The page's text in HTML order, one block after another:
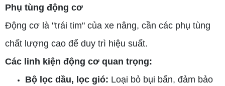
Phụ tùng động cơ
Động cơ là "trái tim" của xe nâng, cần các phụ tùng
chất lượng cao để duy trì hiệu suất.
Các linh kiện động cơ quan trọng:
Bộ lọc dầu, lọc gió: Loại bỏ bụi bẩn, đảm bảo